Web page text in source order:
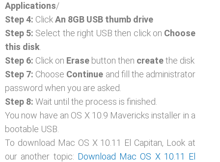
Applications/
Step 4: ClickAn 8GB USB thumb drive
Step 5: Select the right USB then click on Choose
this disk
Step 6: Click on Erase button then createthe disk
Step 7: Choose Continue and fill the administrator
password when you are asked.
Step 8: Wait until the process is finished.
You now have an OS X 10.9 Mavericks installer in a
bootable USB.
To download Mac OS X 10.11 El Capitan, Look at
our another topic: Download Mac OS X 10.11 El